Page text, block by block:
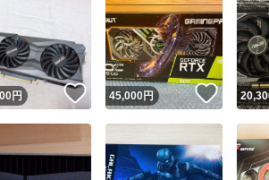
円 いいね！
45,000円 いいね